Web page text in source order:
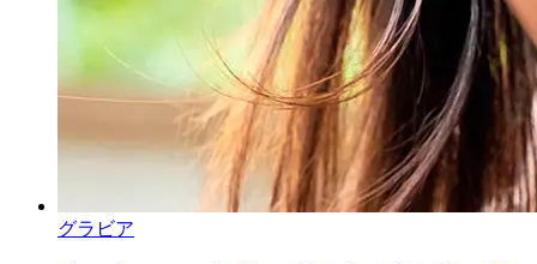
グラビア